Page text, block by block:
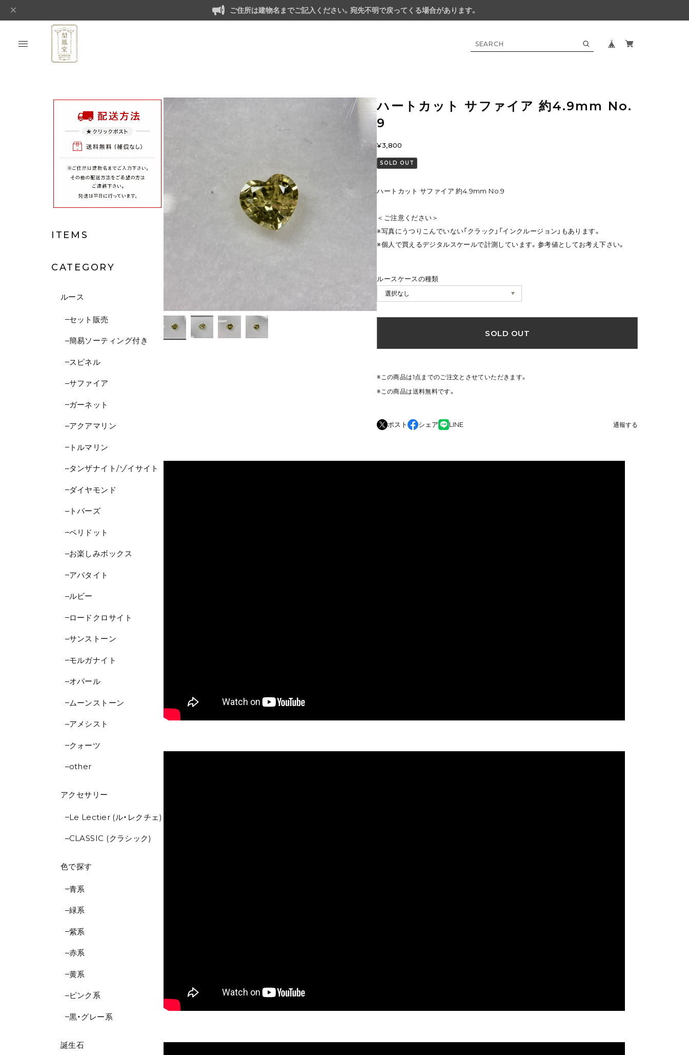
ご住所は建物名までご記入ください。宛先不明で戻ってくる場合があります。
ITEMS
CATEGORY
ルース
セット販売
簡易ソーティング付き
スピネル
サファイア
ガーネット
アクアマリン
トルマリン
タンザナイト/ゾイサイト
ダイヤモンド
トパーズ
ペリドット
お楽しみボックス
アパタイト
ルビー
ロードクロサイト
サンストーン
モルガナイト
オパール
ムーンストーン
アメシスト
クォーツ
other
アクセサリー
Le Lectier (ル・レクチェ)
CLASSIC (クラシック)
色で探す
青系
緑系
紫系
赤系
黄系
ピンク系
黒・グレー系
誕生石
ハートカット サファイア 約4.9mm No.
9
¥3,800
SOLD OUT
ハートカット サファイア 約4.9mm No.9
＜ご注意ください＞
※写真にうつりこんでいない「クラック」「インクルージョン」もあります。
※個人で買えるデジタルスケールで計測しています。参考値としてお考え下さい。
ルースケースの種類
SOLD OUT
※この商品は1点までのご注文とさせていただきます。
※この商品は送料無料です。
ポスト シェア LINE 通報する